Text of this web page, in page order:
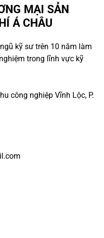
MẠI SẢN
Á CHÂU
kỹ sư trên 10 năm làm
trong lĩnh vực kỹ
công nghiệp Vĩnh Lộc, P.